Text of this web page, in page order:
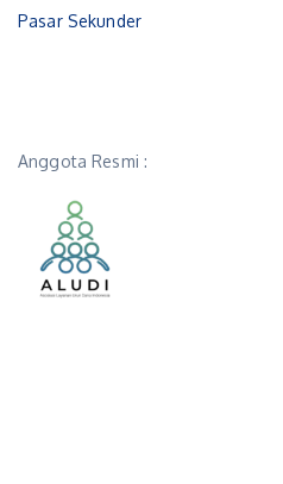
Pasar Sekunder
Anggota Resmi :